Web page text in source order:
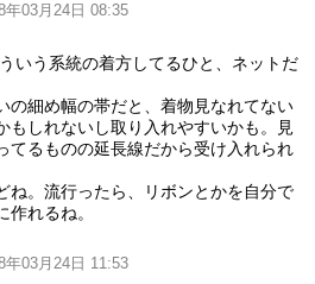
03月24日 08:35
いう系統の着方してるひと、ネットだ
の細め幅の帯だと、着物見なれてない
もしれないし取り入れやすいかも。見
てるものの延長線だから受け入れられ
ね。流行ったら、リボンとかを自分で
れるね。
03月24日 11:53